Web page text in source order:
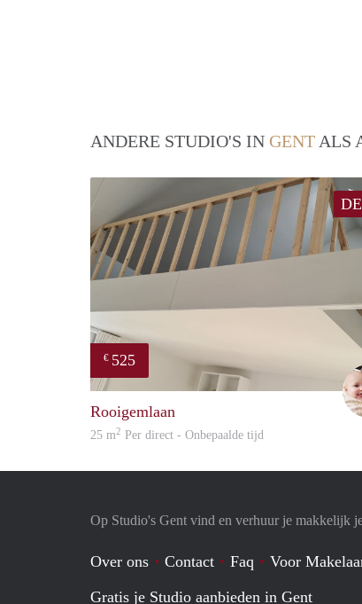
ANDERE STUDIO'S IN GENT ALS
€ 525
Rooigemlaan
25 m2 Per direct - Onbepaalde tijd
Op Studio's Gent vind en verhuur je makkelijk
Over ons Contact Faq Voor
Gratis je Studio aanbieden in Gent